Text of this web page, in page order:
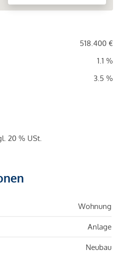
518.400 €
1.1 %
3.5 %
20 % USt.
Wohnung
Anlage
Neubau